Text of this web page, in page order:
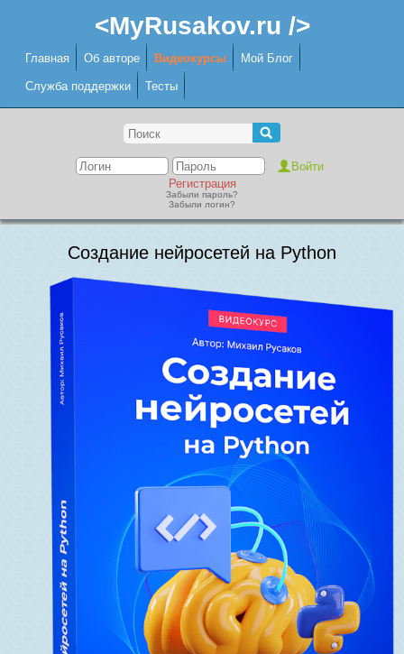
<MyRusakov.ru />
Главная Об авторе Видеокурсы Мой Блог
Служба поддержки Тесты
Регистрация
Забыли пароль?
Забыли логин?
Создание нейросетей на Python